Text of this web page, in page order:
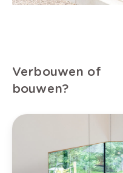
Verbouwen of
bouwen?